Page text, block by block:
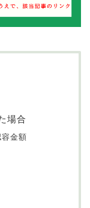
場合
金額